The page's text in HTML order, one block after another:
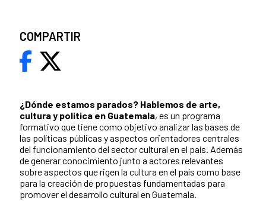
¿Dónde estamos parados? Hablemos de arte,
cultura y política en Guatemala, es un programa
formativo que tiene como objetivo analizar las bases de
las políticas públicas y aspectos orientadores centrales
del funcionamiento del sector cultural en el país. Además
de generar conocimiento junto a actores relevantes
sobre aspectos que rigen la cultura en el país como base
para la creación de propuestas fundamentadas para
promover el desarrollo cultural en Guatemala.
COMPARTIR